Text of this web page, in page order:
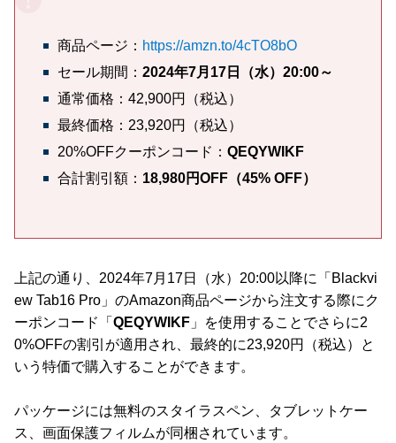
商品ページ： https://amzn.to/4cTO8bO
セール期間： 2024年7月17日（水）20:00～
通常価格：42,900円（税込）
最終価格：23,920円（税込）
20%OFFクーポンコード： QEQYWIKF
合計割引額： 18,980円OFF（45% OFF）
上記の通り、2024年7月17日（水）20:00以降に「Blackvi
ew Tab16 Pro」のAmazon商品ページから注文する際にク
ーポンコード「 QEQYWIKF 」を使用することでさらに2
0%OFFの割引が適用され、最終的に23,920円（税込）と
いう特価で購入することができます。
パッケージには無料のスタイラスペン、タブレットケー
ス、画面保護フィルムが同梱されています。